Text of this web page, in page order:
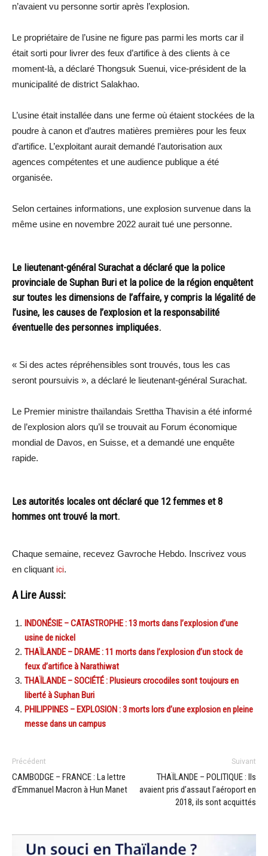
n’avaient vu personne sortir après l’explosion.
Le propriétaire de l’usine ne figure pas parmi les morts car il
était sorti pour livrer des feux d’artifice à des clients à ce
moment-là, a déclaré Thongsuk Suenui, vice-président de la
municipalité de district Salakhao.
L’usine était installée dans une ferme où étaient stockées de la
poudre à canon et d’autres matières premières pour les feux
d’artifice. L’exploitant aurait demandé l’autorisation aux
agences compétentes et une audience publique a été
organisée.
Selon certaines informations, une explosion survenue dans la
même usine en novembre 2022 aurait tué une personne.
Le lieutenant-général Surachat a déclaré que la police
provinciale de Suphan Buri et la police de la région enquêtent
sur toutes les dimensions de l’affaire, y compris la légalité de
l’usine, les causes de l’explosion et la responsabilité
éventuelle des personnes impliquées.
« Si des actes répréhensibles sont trouvés, tous les cas
seront poursuivis », a déclaré le lieutenant-général Surachat.
Le Premier ministre thaïlandais Srettha Thavisin a été informé
de l’explosion alors qu’il se trouvait au Forum économique
mondial de Davos, en Suisse, et a demandé une enquête
rapide.
Les autorités locales ont déclaré que 12 femmes et 8
hommes ont trouvé la mort.
Chaque semaine, recevez Gavroche Hebdo. Inscrivez vous
en cliquant ici.
A Lire Aussi:
INDONÉSIE – CATASTROPHE : 13 morts dans l’explosion d’une
usine de nickel
THAÏLANDE – DRAME : 11 morts dans l’explosion d’un stock de
feux d’artifice à Narathiwat
THAÏLANDE – SOCIÉTÉ : Plusieurs crocodiles sont toujours en
liberté à Suphan Buri
PHILIPPINES – EXPLOSION : 3 morts lors d’une explosion en pleine
messe dans un campus
Précédent
CAMBODGE – FRANCE : La lettre
d’Emmanuel Macron à Hun Manet
Suivant
THAÏLANDE – POLITIQUE : Ils
avaient pris d’assaut l’aéroport en
2018, ils sont acquittés